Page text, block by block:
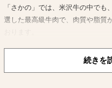
「さかの」では、米沢牛の中で
選した最高級牛肉で、肉質や脂質